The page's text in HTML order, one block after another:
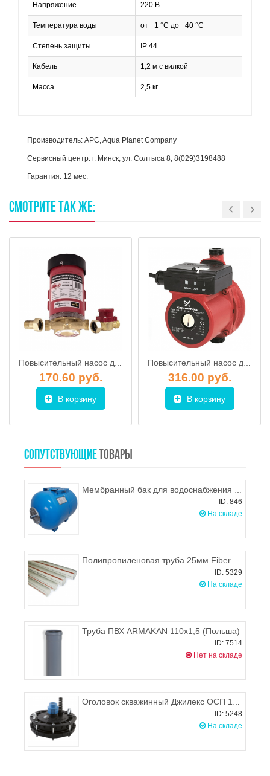
Напряжение 220 В
Температура воды от +1 °С до +40 °С
Степень защиты IP 44
Кабель 1,2 м с вилкой
Масса 2,5 кг
Производитель: APC, Aqua Planet Company
Сервисный центр: г. Минск, ул. Солтыса 8, 8(029)3198488
Гарантия: 12 мес.
СМОТРИТЕ ТАКЖЕ:
Повысительный насос для водоснабжения JEMIX W15GR-10 AUTO
170.60 руб.
В корзину
Повысительный насос для водоснабжения GRUNDFOS UPA 15-90
316.00 руб.
В корзину
СОПУТСТВУЮЩИЕ ТОВАРЫ
Мембранный бак для водоснабжения Wester WAО 80
ID: 846
На складе
Полипропиленовая труба 25мм Fiber BASALT PLUS, WAVIN EKOPLASTIK
ID: 5329
На складе
Труба ПВХ ARMAKAN 110х1,5 (Польша)
ID: 7514
Нет на складе
Оголовок скважинный Джилекс ОСП 130-140/32
ID: 5248
На складе